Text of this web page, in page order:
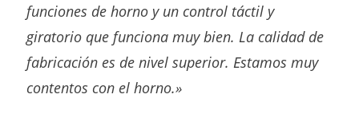
funciones de horno y un control táctil y
giratorio que funciona muy bien. La calidad de
fabricación es de nivel superior. Estamos muy
contentos con el horno.»